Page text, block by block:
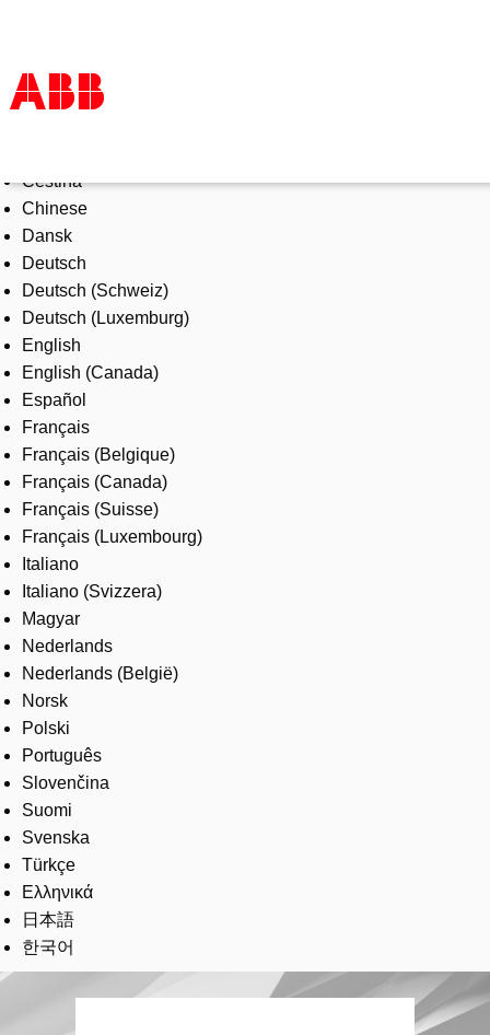
Products & Solutions
Industries
Services
About us
Where to buy
Contact us
Careers
Čeština
Chinese
Dansk
Deutsch
Deutsch (Schweiz)
Deutsch (Luxemburg)
English
English (Canada)
Español
Français
Français (Belgique)
Français (Canada)
Français (Suisse)
Français (Luxembourg)
Italiano
Italiano (Svizzera)
Magyar
Nederlands
Nederlands (België)
Norsk
Polski
Português
Slovenčina
Suomi
Svenska
Türkçe
Ελληνικά
日本語
한국어